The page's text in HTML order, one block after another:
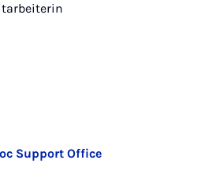
Support Office